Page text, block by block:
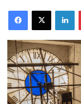
d
a
n
e
m
a
i